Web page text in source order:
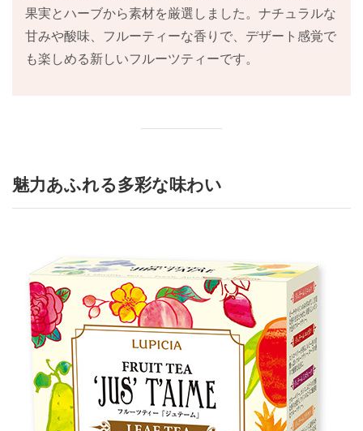
果実とハーブから素材を厳選しました。ナチュラルな
甘みや酸味、フルーティーな香りで、デザート感覚で
も楽しめる新しいフルーツティーです。
魅力あふれる多彩な味わい